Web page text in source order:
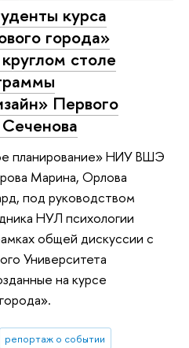
курса
города»
столе
Первого
планирование» НИУ ВШЭ
Марина, Орлова
под руководством
НУЛ психологии
общей дискуссии с
Университета
на курсе
репортаж о событии